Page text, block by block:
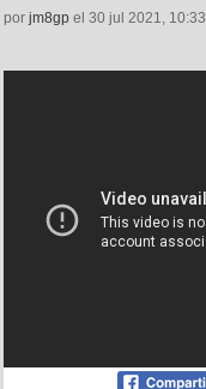
por jm8gp el 30 jul 2021, 10:33